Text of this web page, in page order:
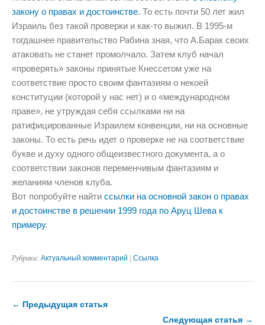
закону о правах и достоинстве. То есть почти 50 лет жил
Израиль без такой проверки и как-то выжил. В 1995-м
тогдашнее правительство Рабина зная, что А.Барак своих
атаковать не станет промолчало. Затем клуб начал
«проверять» законы принятые Кнессетом уже на
соответствие просто своим фантазиям о некоей
конституции (которой у нас нет) и о «международном
праве», не утруждая себя ссылками ни на
ратифицированные Израилем конвенции, ни на основные
законы. То есть речь идет о проверке не на соответствие
букве и духу одного общеизвестного документа, а о
соответствии законов переменчивым фантазиям и
желаниям членов клуба.
Вот попробуйте найти ссылки на основной закон о правах
и достоинстве в решении 1999 года по Аруц Шева к
примеру.
Рубрики: Актуальный комментарий | Ссылка
← Предыдущая статья
Следующая статья →